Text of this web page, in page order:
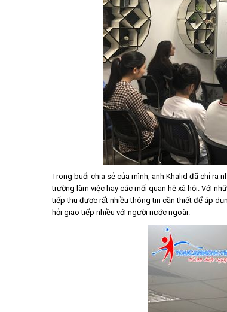
Trong buổi chia sẻ của mình, anh Khalid đã chỉ
trường làm việc hay các mối quan hệ xã hội. Với
tiếp thu được rất nhiều thông tin cần thiết để áp
hỏi giao tiếp nhiều với người nước ngoài.